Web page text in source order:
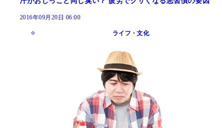
2016年09月20日 06:00
ライフ・文化